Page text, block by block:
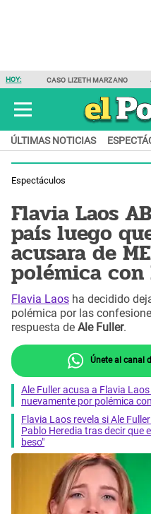
HOY: CASO LIZETH MARZANO
ÚLTIMAS NOTICIAS
Espectáculos
Flavia Laos
país luego
acusara de
polémica con
Flavia Laos ha decidido
polémica por las
respuesta de Ale Fuller.
Únete al canal
Ale Fuller acusa a Flavia
nuevamente por polémica
Flavia Laos revela si Ale
Pablo Heredia tras decir que
beso"